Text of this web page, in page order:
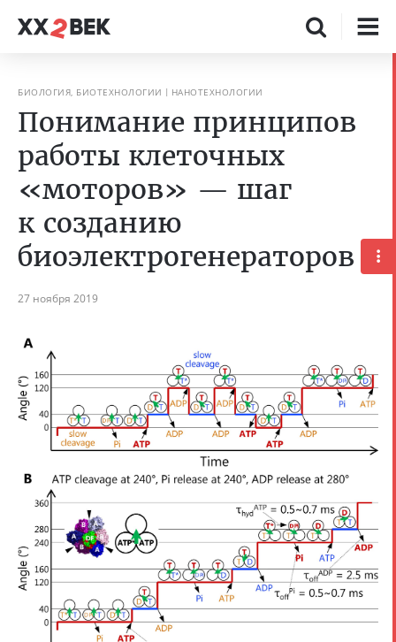
БИОЛОГИЯ, БИОТЕХНОЛОГИИ НАНОТЕХНОЛОГИИ
Понимание принципов
работы клеточных
«моторов» — шаг
к созданию
биоэлектрогенераторов
27 ноября 2019